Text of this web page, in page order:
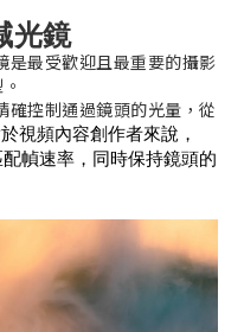
光鏡
是最受歡迎且最重要的攝影
確控制通過鏡頭的光量，從
視頻內容創作者來說，
幀速率，同時保持鏡頭的